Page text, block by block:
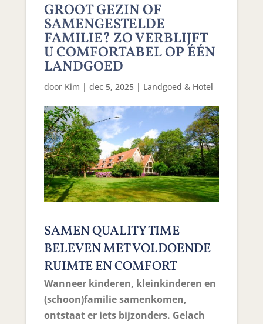
GROOT GEZIN OF
SAMENGESTELDE
FAMILIE? ZO VERBLIJFT
U COMFORTABEL OP ÉÉN
LANDGOED
door Kim | dec 5, 2025| Landgoed & Hotel
SAMEN QUALITY TIME
BELEVEN MET VOLDOENDE
RUIMTE EN COMFORT
Wanneer kinderen, kleinkinderen en
(schoon)familie samenkomen,
ontstaat er iets bijzonders. Gelach